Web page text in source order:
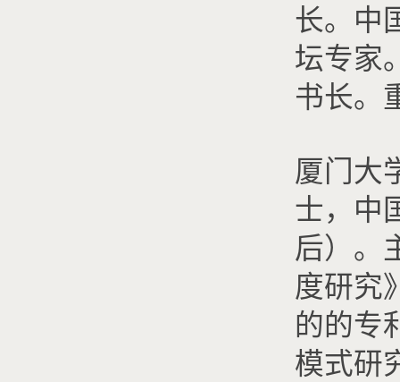
长。中
坛专家
书长。
厦门大
士，中
后）。
度研究
的的专
模式研